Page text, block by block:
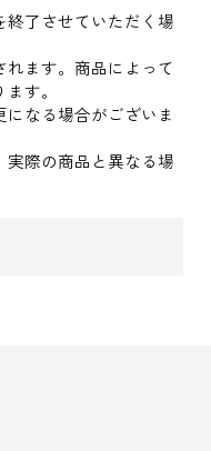
了させていただく場
ます。商品によって
す。
なる場合がございま
際の商品と異なる場